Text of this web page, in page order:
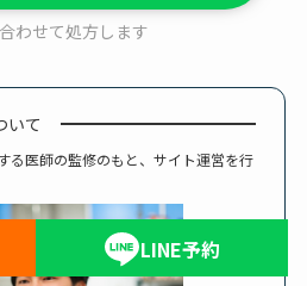
わせて処方します
いて
る医師の監修のもと、サイト運営を行
LINE予約